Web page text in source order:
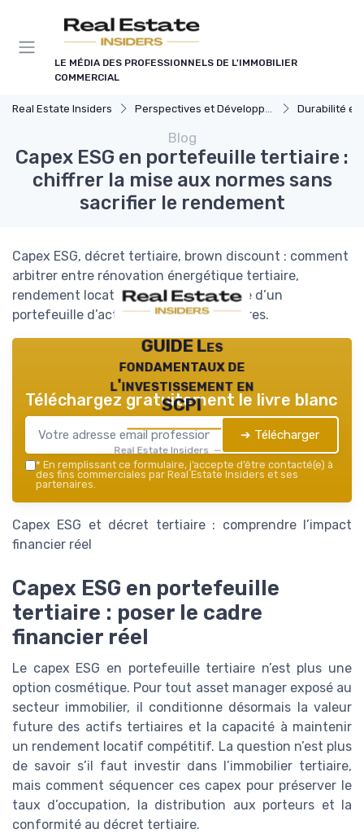
LE MÉDIA DES PROFESSIONNELS DE L'IMMOBILIER
COMMERCIAL
Real Estate Insiders Perspectives et Développement Durable Durabilité et
Blog
Capex ESG en portefeuille tertiaire :
chiffrer la mise aux normes sans
sacrifier le rendement
Capex ESG, décret tertiaire, brown discount : comment
arbitrer entre rénovation énergétique tertiaire,
rendement locatif et valeur long terme d’un
portefeuille d’actifs immobiliers tertiaires.
GUIDE Les
fondamentaux de
l'investissement en
SCPI
Real Estate Insiders — 2026
Téléchargez gratuitement le livre blanc
➔ Télécharger
* En remplissant ce formulaire, j’accepte d’être contacté(e) à
des fins commerciales par Real Estate Insiders et ses
partenaires.
Capex ESG et décret tertiaire : comprendre l’impact
financier réel
Capex ESG en portefeuille
tertiaire : poser le cadre
financier réel
Le capex ESG en portefeuille tertiaire n’est plus une
option cosmétique. Pour tout asset manager exposé au
secteur immobilier, il conditionne désormais la valeur
future des actifs tertiaires et la capacité à maintenir
un rendement locatif compétitif. La question n’est plus
de savoir s’il faut investir dans l’immobilier tertiaire,
mais comment séquencer ces capex pour préserver le
taux d’occupation, la distribution aux porteurs et la
conformité au décret tertiaire.